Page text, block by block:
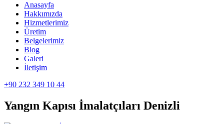
Anasayfa
Hakkımızda
Hizmetlerimiz
Üretim
Belgelerimiz
Blog
Galeri
İletişim
+90 232 349 10 44
Yangın Kapısı İmalatçıları Denizli